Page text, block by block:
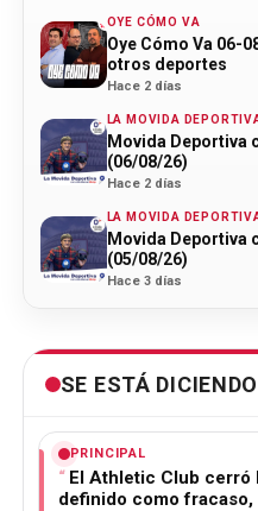
OYE CÓMO VA
Oye Cómo Va 06-
otros deportes
Hace 2 días
LA MOVIDA
Movida Deportiva
(06/08/26)
Hace 2 días
LA MOVIDA
Movida Deportiva
(05/08/26)
Hace 3 días
SE ESTÁ DICIENDO
PRINCIPAL
El Athletic Club cerró
definido como